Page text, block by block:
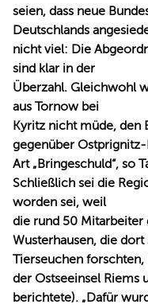
seien, dass neue
Deutschlands
nicht viel: Die
sind klar in der
Überzahl. Gleichwohl
aus Tornow bei
Kyritz nicht müde, den
gegenüber
Art „Bringeschuld“, so
Schließlich sei die
worden sei, weil
die rund 50
Wusterhausen, die
Tierseuchen forschten,
der Ostseeinsel Riems
berichtete). „Dafür